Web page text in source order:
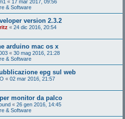
« 17 mar 2017, 09:56
& Software
version 2.3.2
« 24 dic 2016, 20:54
arduino mac os x
« 30 mag 2016, 21:28
& Software
epg sul web
« 02 mar 2016, 21:57
monitor da palco
« 26 gen 2016, 14:45
& Software